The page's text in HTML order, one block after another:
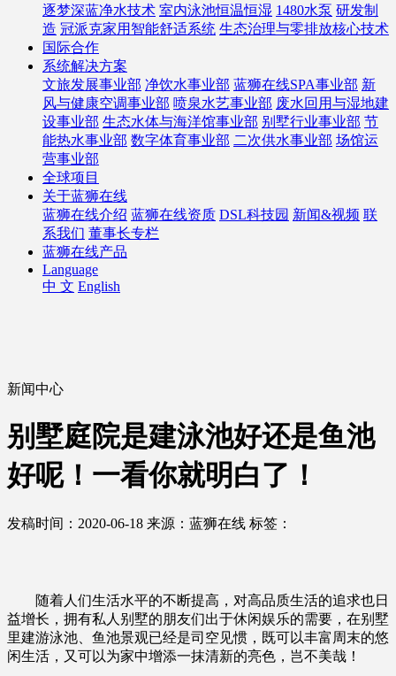
逐梦深蓝净水技术 室内泳池恒温恒湿 1480水泵 研发制
造 冠派克家用智能舒适系统 生态治理与零排放核心技术
国际合作
系统解决方案
文旅发展事业部 净饮水事业部 蓝狮在线SPA事业部 新
风与健康空调事业部 喷泉水艺事业部 废水回用与湿地建
设事业部 生态水体与海洋馆事业部 别墅行业事业部 节
能热水事业部 数字体育事业部 二次供水事业部 场馆运
营事业部
全球项目
关于蓝狮在线
蓝狮在线介绍 蓝狮在线资质 DSL科技园 新闻&视频 联
系我们 董事长专栏
蓝狮在线产品
Language
中 文 English
新闻中心
别墅庭院是建泳池好还是鱼池
好呢！一看你就明白了！
发稿时间：2020-06-18 来源：蓝狮在线 标签：
随着人们生活水平的不断提高，对高品质生活的追求也日
益增长，拥有私人别墅的朋友们出于休闲娱乐的需要，在别墅
里建游泳池、鱼池景观已经是司空见惯，既可以丰富周末的悠
闲生活，又可以为家中增添一抹清新的亮色，岂不美哉！